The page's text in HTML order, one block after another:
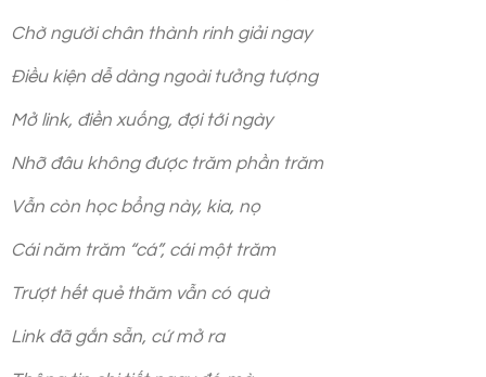
Chờ người chân thành rinh giải ngay
Điều kiện dễ dàng ngoài tưởng tượng
Mở link, điền xuống, đợi tới ngày
Nhỡ đâu không được trăm phần trăm
Vẫn còn học bổng này, kia, nọ
Cái năm trăm “cá”, cái một trăm
Trượt hết quẻ thăm vẫn có quà
Link đã gắn sẵn, cứ mở ra